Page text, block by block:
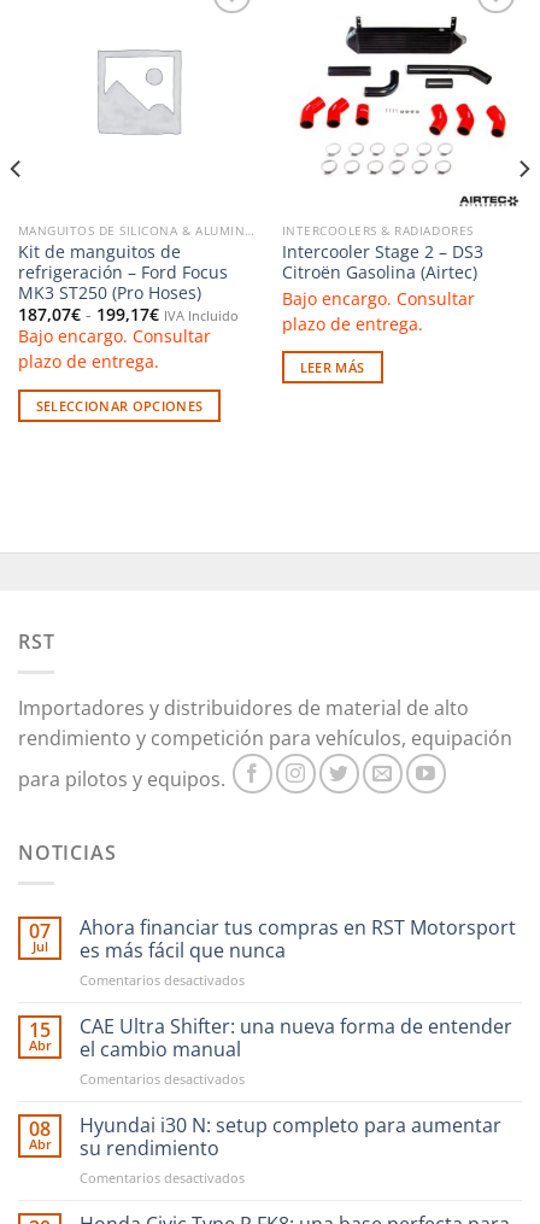
MANGUITOS DE SILICONA & ALUMINIO
Kit de manguitos de
refrigeración – Ford Focus
MK3 ST250 (Pro Hoses)
187,07€ - 199,17€Rango
de
precios:
desde
187,07€
hasta
199,17€
IVA Incluido
Bajo encargo. Consultar
plazo de entrega.
SELECCIONAR OPCIONES
Las
pueden
la
página
producto
lista de
deseos
INTERCOOLERS & RADIADORES
Intercooler Stage 2 – DS3
Citroën Gasolina (Airtec)
Bajo encargo. Consultar
plazo de entrega.
LEER MÁS
RST
Importadores y distribuidores de material de alto
rendimiento y competición para vehículos, equipación
para pilotos y equipos.
NOTICIAS
07
Jul
Ahora financiar tus compras en RST Motorsport
es más fácil que nunca
Comentarios desactivadosen
financiar
tus
en
Motorsport
fácil
15
Abr
CAE Ultra Shifter: una nueva forma de entender
el cambio manual
Comentarios desactivadosen
Ultra
Shifter:
nueva
08
Abr
Hyundai i30 N: setup completo para aumentar
su rendimiento
Comentarios desactivadosen
i30